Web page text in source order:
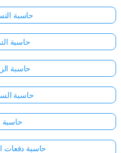
حاسبة
حاسبة
حاسبة
حاسبة
حاسبة
حاسبة دفعات